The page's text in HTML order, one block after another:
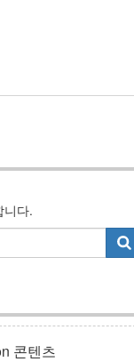
니다.
콘텐츠